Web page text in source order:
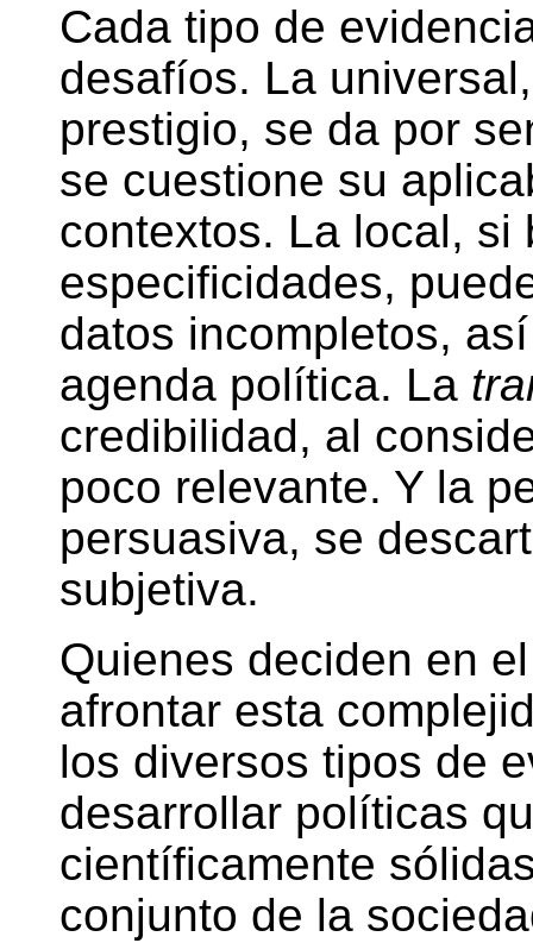
Cada tipo de
desafíos. La
prestigio, se da por
se cuestione su
contextos. La local, si
especificidades,
datos incompletos,
agenda política. La
credibilidad, al
poco relevante. Y la
persuasiva, se
subjetiva.
Quienes deciden en
afrontar esta
los diversos tipos de
desarrollar políticas
científicamente
conjunto de la